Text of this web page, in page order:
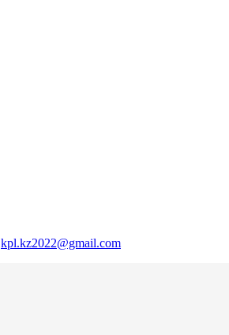
kpl.kz2022@gmail.com